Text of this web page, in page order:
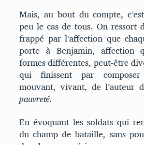
Mais, au bout du compte,
peu le cas de tous. On ressort
frappé par l’affection que
porte à Benjamin, affection
formes différentes, peut-être
qui finissent par
mouvant, vivant, de l’auteur
pauvreté.
En évoquant les soldats qui
du champ de bataille, sans